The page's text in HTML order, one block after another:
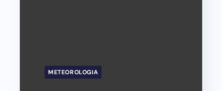
METEOROLOGIA